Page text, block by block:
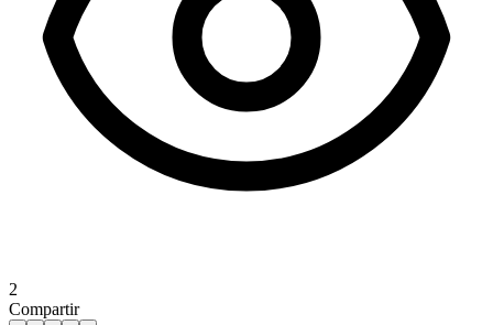
2
Compartir